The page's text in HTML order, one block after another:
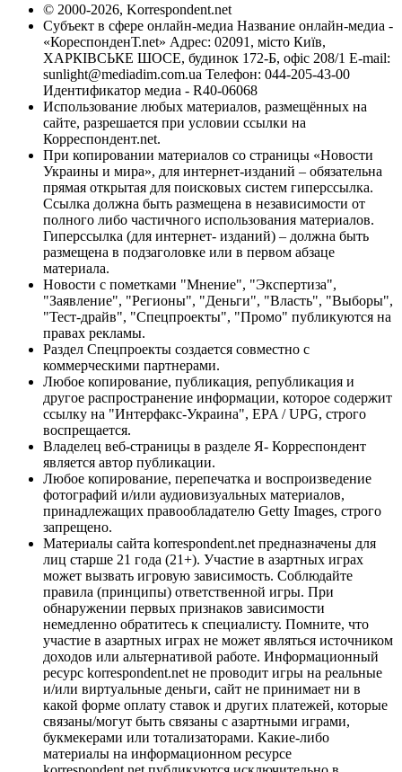
© 2000-2026, Korrespondent.net
Субъект в сфере онлайн-медиа Название онлайн-медиа -
«КореспонденТ.net» Адрес: 02091, місто Київ,
ХАРКІВСЬКЕ ШОСЕ, будинок 172-Б, офіс 208/1 E-mail:
sunlight@mediadim.com.ua Телефон: 044-205-43-00
Идентификатор медиа - R40-06068
Использование любых материалов, размещённых на
сайте, разрешается при условии ссылки на
Корреспондент.net.
При копировании материалов со страницы «Новости
Украины и мира», для интернет-изданий – обязательна
прямая открытая для поисковых систем гиперссылка.
Ссылка должна быть размещена в независимости от
полного либо частичного использования материалов.
Гиперссылка (для интернет- изданий) – должна быть
размещена в подзаголовке или в первом абзаце
материала.
Новости с пометками "Мнение", "Экспертиза",
"Заявление", "Регионы", "Деньги", "Власть", "Выборы",
"Тест-драйв", "Спецпроекты", "Промо" публикуются на
правах рекламы.
Раздел Спецпроекты создается совместно с
коммерческими партнерами.
Любое копирование, публикация, републикация и
другое распространение информации, которое содержит
ссылку на "Интерфакс-Украина", EPA / UPG, строго
воспрещается.
Владелец веб-страницы в разделе Я- Корреспондент
является автор публикации.
Любое копирование, перепечатка и воспроизведение
фотографий и/или аудиовизуальных материалов,
принадлежащих правообладателю Getty Images, строго
запрещено.
Материалы сайта korrespondent.net предназначены для
лиц старше 21 года (21+). Участие в азартных играх
может вызвать игровую зависимость. Соблюдайте
правила (принципы) ответственной игры. При
обнаружении первых признаков зависимости
немедленно обратитесь к специалисту. Помните, что
участие в азартных играх не может являться источником
доходов или альтернативой работе. Информационный
ресурс korrespondent.net не проводит игры на реальные
и/или виртуальные деньги, сайт не принимает ни в
какой форме оплату ставок и других платежей, которые
связаны/могут быть связаны с азартными играми,
букмекерами или тотализаторами. Какие-либо
материалы на информационном ресурсе